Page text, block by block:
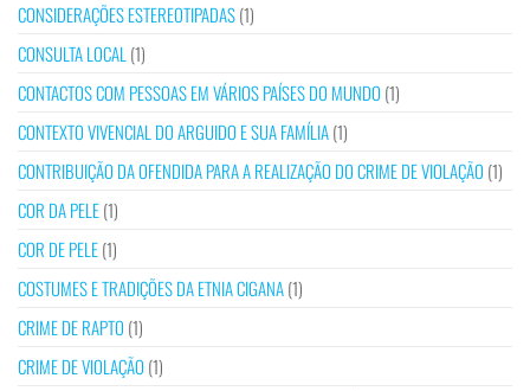
CONSIDERAÇÕES ESTEREOTIPADAS(1)
CONSULTA LOCAL(1)
CONTACTOS COM PESSOAS EM VÁRIOS PAÍSES DO MUNDO (1)
CONTEXTO VIVENCIAL DO ARGUIDO E SUA FAMÍLIA(1)
CONTRIBUIÇÃO DA OFENDIDA PARA A REALIZAÇÃO DO CRIME DE VIOLAÇÃO (1)
COR DA PELE(1)
COR DE PELE(1)
COSTUMES E TRADIÇÕES DA ETNIA CIGANA(1)
CRIME DE RAPTO (1)
CRIME DE VIOLAÇÃO (1)